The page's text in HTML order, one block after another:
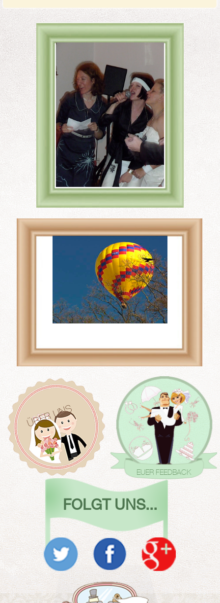
Wo Wir Heiraten, der
Hochzeitsratgeber, meint:
Füronline casino mit
paysafezuerst die
verifizierten Trustpilot-
Bewertungen konsultieren.
ÜBER UNS
EUER FEEDBACK
FOLGT UNS...